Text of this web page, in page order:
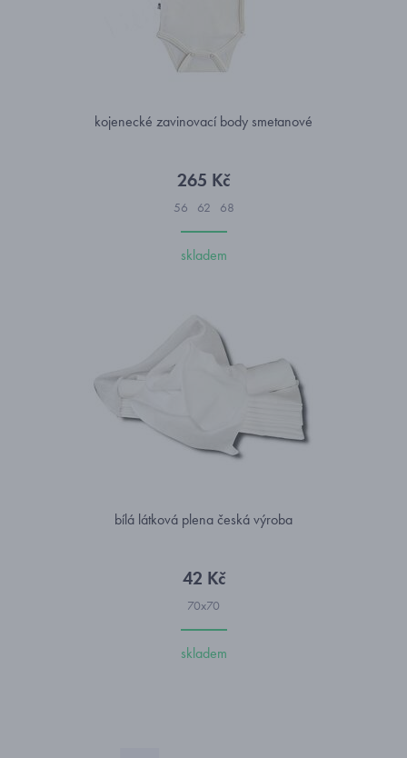
kojenecké zavinovací body smetanové
265 Kč
56 62 68
skladem
bílá látková plena česká výroba
42 Kč
70x70
skladem